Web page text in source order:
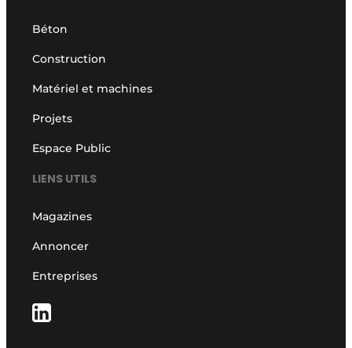
Béton
Construction
Matériel et machines
Projets
Espace Public
LIENS UTILS
Magazines
Annoncer
Entreprises